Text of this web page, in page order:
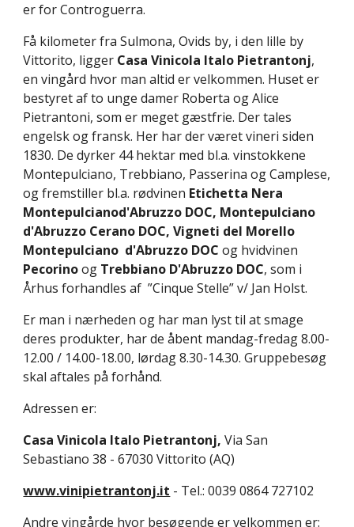
er for Controguerra.
Få kilometer fra Sulmona, Ovids by, i den lille by
Vittorito, ligger Casa Vinicola Italo Pietrantonj,
en vingård hvor man altid er velkommen. Huset er
bestyret af to unge damer Roberta og Alice
Pietrantoni, som er meget gæstfrie. Der tales
engelsk og fransk. Her har der været vineri siden
1830. De dyrker 44 hektar med bl.a. vinstokkene
Montepulciano, Trebbiano, Passerina og Camplese,
og fremstiller bl.a. rødvinen Etichetta Nera
Montepulcianod'Abruzzo DOC, Montepulciano
d'Abruzzo Cerano DOC, Vigneti del Morello
Montepulciano d'Abruzzo DOC og hvidvinen
Pecorino og Trebbiano D'Abruzzo DOC, som i
Århus forhandles af  ”Cinque Stelle” v/ Jan Holst.
Er man i nærheden og har man lyst til at smage
deres produkter, har de åbent mandag-fredag 8.00-
12.00 / 14.00-18.00, lørdag 8.30-14.30. Gruppebesøg
skal aftales på forhånd.
Adressen er:
Casa Vinicola Italo Pietrantonj, Via San
Sebastiano 38 - 67030 Vittorito (AQ)
www.vinipietrantonj.it - Tel.: 0039 0864 727102
Andre vingårde hvor besøgende er velkommen er: